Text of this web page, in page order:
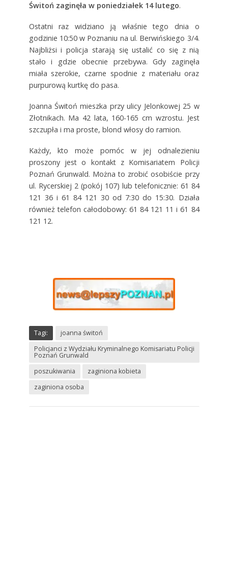
Świtoń zaginęła w poniedziałek 14 lutego.
Ostatni raz widziano ją właśnie tego dnia o
godzinie 10:50 w Poznaniu na ul. Berwińskiego 3/4.
Najbliżsi i policja starają się ustalić co się z nią
stało i gdzie obecnie przebywa. Gdy zaginęła
miała szerokie, czarne spodnie z materiału oraz
purpurową kurtkę do pasa.
Joanna Świtoń mieszka przy ulicy Jelonkowej 25 w
Złotnikach. Ma 42 lata, 160-165 cm wzrostu. Jest
szczupła i ma proste, blond włosy do ramion.
Każdy, kto może pomóc w jej odnalezieniu
proszony jest o kontakt z Komisariatem Policji
Poznań Grunwald. Można to zrobić osobiście przy
ul. Rycerskiej 2 (pokój 107) lub telefonicznie: 61 84
121 36 i 61 84 121 30 od 7:30 do 15:30. Działa
również telefon całodobowy: 61 84 121 11 i 61 84
121 12.
Tagi:
joanna świtoń
Policjanci z Wydziału Kryminalnego Komisariatu Policji
Poznań Grunwald
poszukiwania
zaginiona kobieta
zaginiona osoba